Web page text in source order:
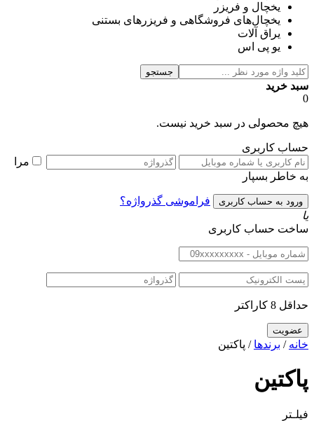
یخچال و فریزر
یخچال‌های فروشگاهی و فریزرهای بستنی
یراق آلات
یو پی اس
جستجو
سبد خرید
0
هیچ محصولی در سبد خرید نیست.
حساب کاربری
مرا
به خاطر بسپار
فراموشی گذرواژه؟
یا
ساخت حساب کاربری
حداقل 8 کاراکتر
خانه / برندها / پاکتین
پاکتین
فیلـتر